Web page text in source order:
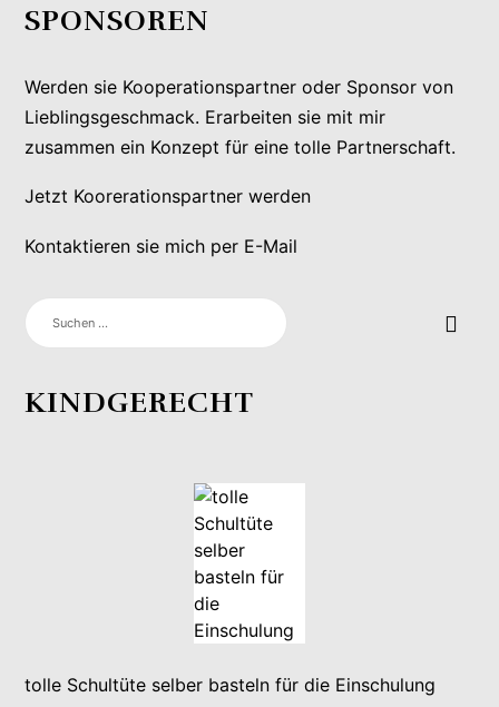
SPONSOREN
Werden sie Kooperationspartner oder Sponsor von
Lieblingsgeschmack. Erarbeiten sie mit mir
zusammen ein Konzept für eine tolle Partnerschaft.
Jetzt Koorerationspartner werden
Kontaktieren sie mich per E-Mail
SUCHEN
NACH:
KINDGERECHT
tolle Schultüte selber basteln für die Einschulung